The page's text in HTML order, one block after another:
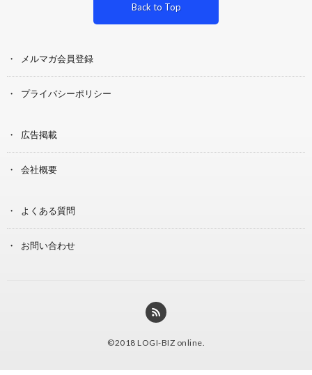
Back to Top
メルマガ会員登録
プライバシーポリシー
広告掲載
会社概要
よくある質問
お問い合わせ
©2018 LOGI-BIZ online